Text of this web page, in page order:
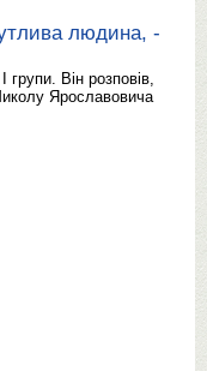
людина, -
Він розповів,
Ярославовича